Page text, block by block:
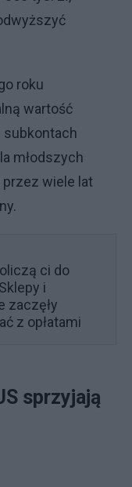
roku
wartość
subkontach
młodszych
wiele lat
ci do
i
zaczęły
z opłatami
sprzyjają